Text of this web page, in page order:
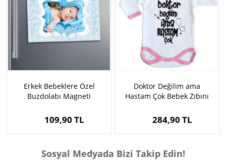
Erkek Bebeklere Özel
Buzdolabı Magneti
109,90 TL
Doktor Değilim ama
Hastam Çok Bebek Zıbını
284,90 TL
Sosyal Medyada Bizi Takip Edin!